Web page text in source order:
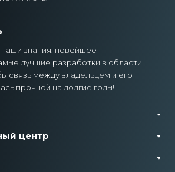
знания, новейшее
лучшие разработки в области
связь между владельцем и его
прочной на долгие годы!
центр